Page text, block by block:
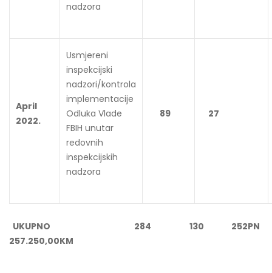
nadzora
April
2022.
Usmjereni
inspekcijski
nadzori/kontrola
implementacije
Odluka Vlade
FBIH unutar
redovnih
inspekcijskih
nadzora
89 27
UKUPNO 284 130 252PN
257.250,00KM